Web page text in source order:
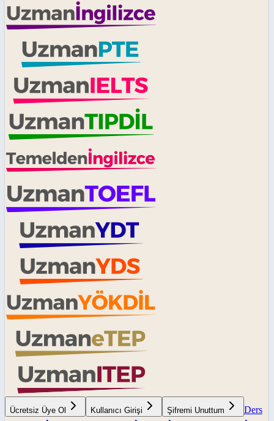
Ücretsiz Üye Ol Kullanıcı Girişi Şifremi Unuttum
Ders